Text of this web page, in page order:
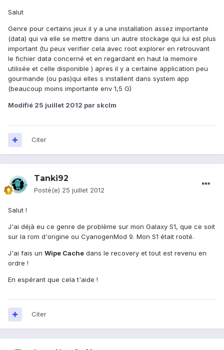
Salut
Genre pour certains jeux il y a une installation assez importante
(data) qui va elle se mettre dans un autre stockage qui lui est plus
important (tu peux verifier cela avec root explorer en retrouvant
le fichier data concerné et en regardant en haut la memoire
utilisée et celle disponible ) apres il y a certaine application peu
gourmande (ou pas)qui elles s installent dans system app
(beaucoup moins importante env 1,5 G)
Modifié 25 juillet 2012 par skclm
Citer
Tanki92
Posté(e) 25 juillet 2012
Salut !
J'ai déjà eu ce genre de problème sur mon Galaxy S1, que ce soit
sur la rom d'origine ou CyanogenMod 9. Mon S1 était rooté.
J'ai fais un Wipe Cache dans le recovery et tout est revenu en
ordre !
En espérant que cela t'aide !
Citer